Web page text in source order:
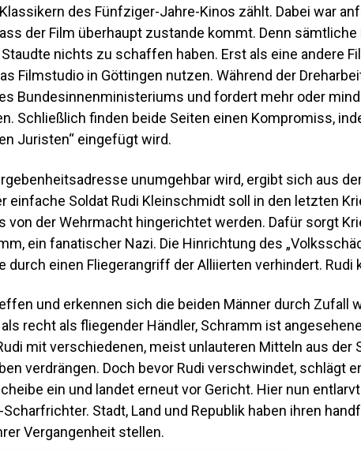
des Fünfziger-Jahre-Kinos zählt. Dabei war
der Film überhaupt zustande kommt. Denn
nichts zu schaffen haben. Erst als eine andere
Filmstudio in Göttingen nutzen. Während der
Bundesinnenministeriums und fordert mehr oder
Schließlich finden beide Seiten einen Kompromiss,
Juristen“ eingefügt wird.
unumgehbar wird, ergibt sich aus
einfache Soldat Rudi Kleinschmidt soll in den letzten
von der Wehrmacht hingerichtet werden. Dafür sorgt
ein fanatischer Nazi. Die Hinrichtung des
durch einen Fliegerangriff der Alliierten verhindert. Rudi
und erkennen sich die beiden Männer durch Zufall
recht als fliegender Händler, Schramm ist
mit verschiedenen, meist unlauteren Mitteln aus der
verdrängen. Doch bevor Rudi verschwindet, schlägt
ein und landet erneut vor Gericht. Hier nun
Stadt, Land und Republik haben ihren
Vergangenheit stellen.